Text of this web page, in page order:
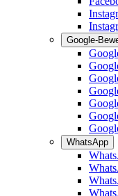
Google-
WhatsApp